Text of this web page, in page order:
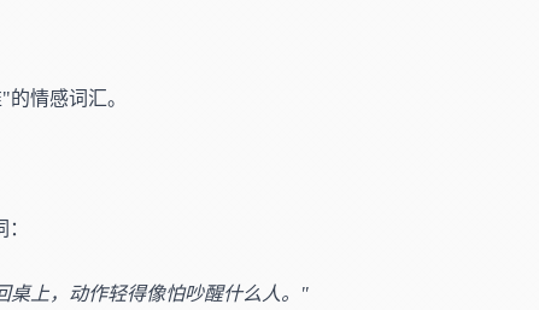
情感词汇。
桌上，动作轻得像怕吵醒什么人。"